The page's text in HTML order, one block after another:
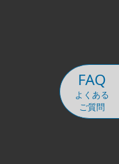
FAQ
よくある
ご質問